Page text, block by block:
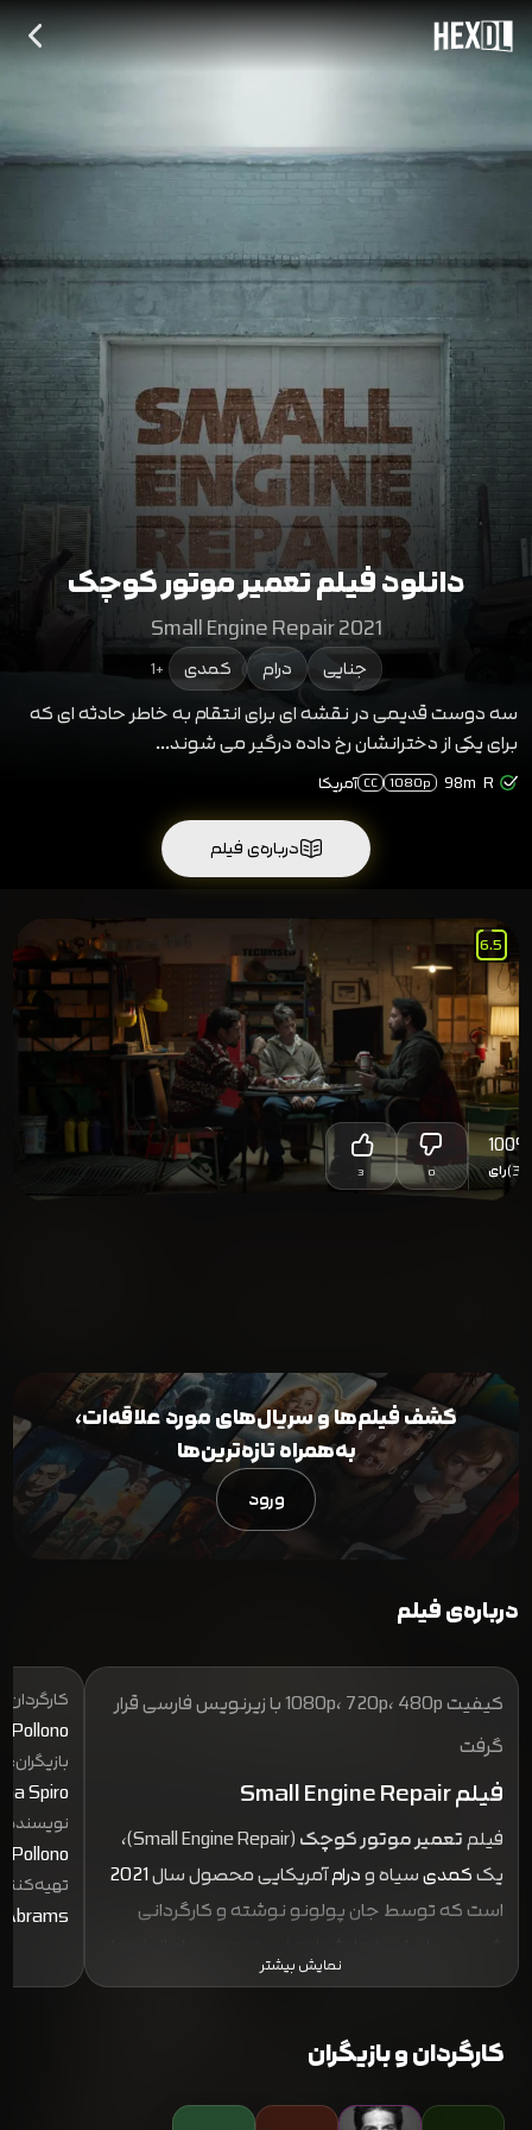
دانلود فیلم تعمیر موتور کوچک
Small Engine Repair 2021
جنایی درام کمدی +1
سه دوست قدیمی در نقشه ای برای انتقام به خاطر حادثه ای که
برای یکی از دخترانشان رخ داده درگیر می شوند...
R
98m
1080p
CC آمریکا
درباره‌ی فیلم
6.5
%
100
رای 0
3
کشف فیلم‌ها و سریال‌های مورد علاقه‌ات،
به‌همراه تازه‌ترین‌ها
ورود
درباره‌ی فیلم
کیفیت 1080p، 720p، 480p با زیرنویس فارسی قرار
گرفت
فیلم Small Engine Repair
فیلمتعمیر موتور کوچک
(Small Engine Repair)،
یککمدیسیاه ودرامآمریکایی محصول سال2021
است که توسط جان پولونو نوشته و کارگردانی
ساخته شده است. این فیلم با بازی جان برنثال شی
را درباره دوستی و انتقام در یک شهر کوچک روایت
نمایش بیشتر
کارگردان:
Pollono
بازیگران:
Spiro
نویسنده:
Pollono
کارگردان و بازیگران